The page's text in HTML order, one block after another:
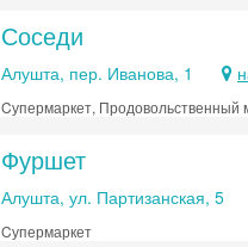
Соседи
Алушта, пер. Иванова, 1
Cупермаркет, Продовольственный
Фуршет
Алушта, ул. Партизанская, 5
Cупермаркет